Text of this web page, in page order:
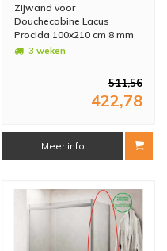
Zijwand voor
Douchecabine Lacus
Procida 100x210 cm 8 mm
Nano Glas
3 weken
511,56
422,78
Meer info